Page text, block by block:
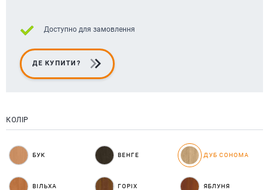
Доступно для замовлення
ДЕ КУПИТИ?
КОЛІР
БУК ВЕНГЕ ДУБ СОНОМА
ВІЛЬХА ГОРІХ ЯБЛУНЯ